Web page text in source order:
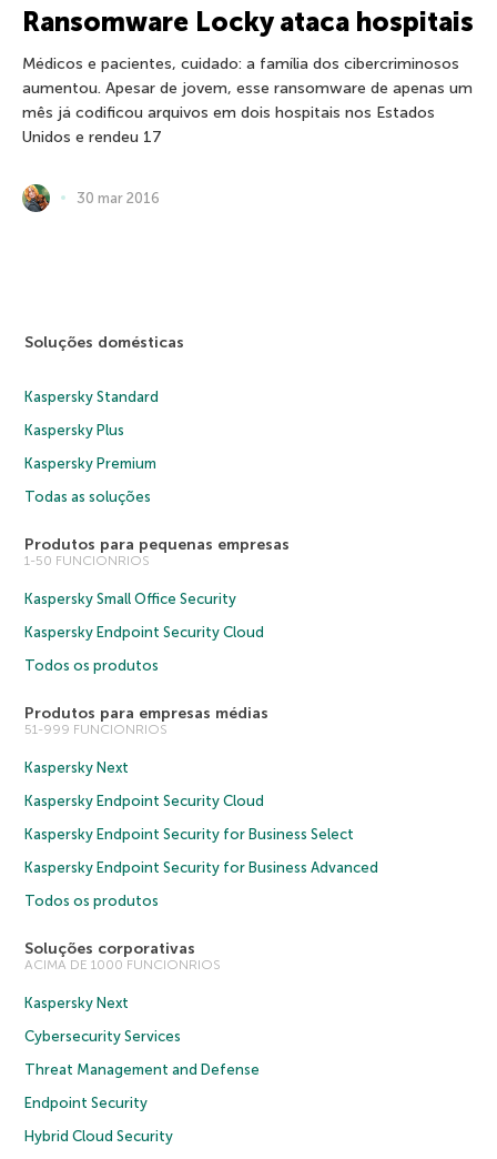
Ransomware Locky ataca hospitais
Médicos e pacientes, cuidado: a família dos cibercriminosos
aumentou. Apesar de jovem, esse ransomware de apenas um
mês já codificou arquivos em dois hospitais nos Estados
Unidos e rendeu 17
30 mar 2016
Soluções domésticas
Kaspersky Standard
Kaspersky Plus
Kaspersky Premium
Todas as soluções
Produtos para pequenas empresas
1-50 FUNCIONRIOS
Kaspersky Small Office Security
Kaspersky Endpoint Security Cloud
Todos os produtos
Produtos para empresas médias
51-999 FUNCIONRIOS
Kaspersky Next
Kaspersky Endpoint Security Cloud
Kaspersky Endpoint Security for Business Select
Kaspersky Endpoint Security for Business Advanced
Todos os produtos
Soluções corporativas
ACIMA DE 1000 FUNCIONRIOS
Kaspersky Next
Cybersecurity Services
Threat Management and Defense
Endpoint Security
Hybrid Cloud Security